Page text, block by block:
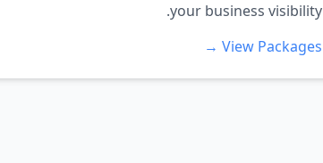
your business visibility.
View Packages →